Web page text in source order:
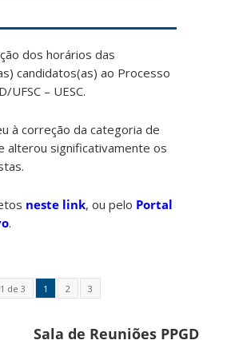
dos horários das
candidatos(as) ao Processo
UFSC – UESC.
à correção da categoria de
alterou significativamente os
neste link, ou pelo Portal
.
de 3 1 2 3
Sala de Reuniões PPGD